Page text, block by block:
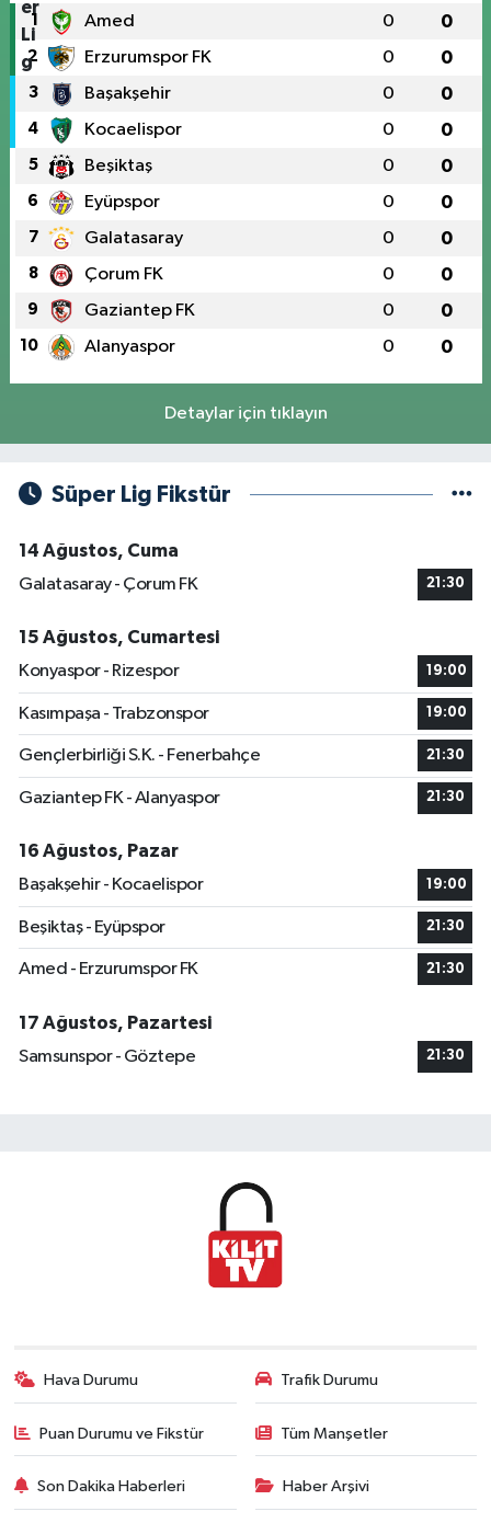
1 Amed 0 0
2 Erzurumspor FK 0 0
3 Başakşehir 0 0
4 Kocaelispor 0 0
5 Beşiktaş 0 0
6 Eyüpspor 0 0
7 Galatasaray 0 0
8 Çorum FK 0 0
9 Gaziantep FK 0 0
10 Alanyaspor 0 0
Detaylar için tıklayın
Süper Lig Fikstür
14 Ağustos, Cuma
Galatasaray - Çorum FK
21:30
15 Ağustos, Cumartesi
Konyaspor - Rizespor
19:00
Kasımpaşa - Trabzonspor 19:00
Gençlerbirliği S.K. - Fenerbahçe 21:30
Gaziantep FK - Alanyaspor 21:30
16 Ağustos, Pazar
Başakşehir - Kocaelispor
19:00
Beşiktaş - Eyüpspor 21:30
Amed - Erzurumspor FK 21:30
17 Ağustos, Pazartesi
Samsunspor - Göztepe
21:30
Hava Durumu Trafik Durumu
Puan Durumu ve Fikstür Tüm Manşetler
Son Dakika Haberleri Haber Arşivi